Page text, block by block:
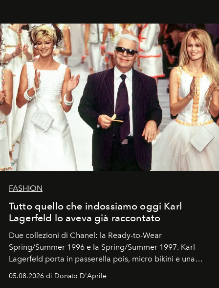
FASHION
Tutto quello che indossiamo oggi Karl
Lagerfeld lo aveva già raccontato
Due collezioni di Chanel: la Ready-to-Wear
Spring/Summer 1996 e la Spring/Summer 1997. Karl
Lagerfeld porta in passerella pois, micro bikini e una
logomania pensata per la spiaggia
Kate, Claudia e Carla una dietro l'altra. Trent'anni dopo,
05.08.2026 di Donato D'Aprile